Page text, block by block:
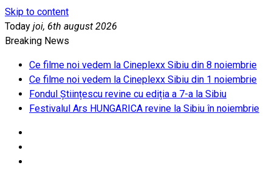
Skip to content
Today joi, 6th august 2026
Breaking News
Ce filme noi vedem la Cineplexx Sibiu din 8 noiembrie
Ce filme noi vedem la Cineplexx Sibiu din 1 noiembrie
Fondul Științescu revine cu ediția a 7-a la Sibiu
Festivalul Ars HUNGARICA revine la Sibiu în noiembrie